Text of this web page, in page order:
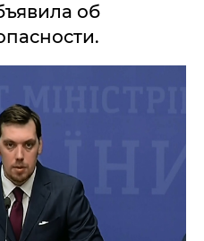
об